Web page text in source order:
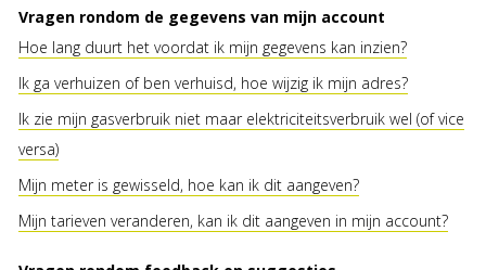
Vragen rondom de gegevens van mijn account
Hoe lang duurt het voordat ik mijn gegevens kan inzien?
Ik ga verhuizen of ben verhuisd, hoe wijzig ik mijn adres?
Ik zie mijn gasverbruik niet maar elektriciteitsverbruik wel (of vice
versa)
Mijn meter is gewisseld, hoe kan ik dit aangeven?
Mijn tarieven veranderen, kan ik dit aangeven in mijn account?